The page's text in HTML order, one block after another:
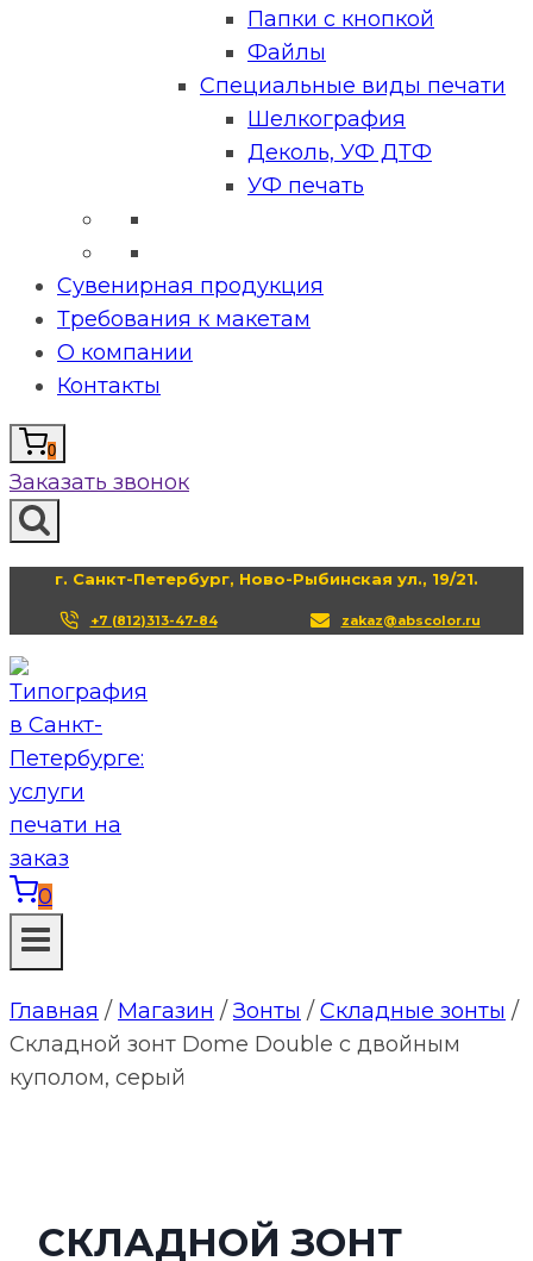
Папки с кнопкой
Файлы
Специальные виды печати
Шелкография
Деколь, УФ ДТФ
УФ печать
Сувенирная продукция
Требования к макетам
О компании
Контакты
0
Заказать звонок
г. Санкт-Петербург, Ново-Рыбинская ул., 19/21.
+7 (812)313-47-84 zakaz@abscolor.ru
0
Главная / Магазин / Зонты / Складные зонты /
Складной зонт Dome Double с двойным
куполом, серый
СКЛАДНОЙ ЗОНТ